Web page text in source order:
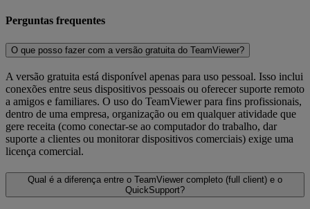
Perguntas frequentes
O que posso fazer com a versão gratuita do TeamViewer?
A versão gratuita está disponível apenas para uso pessoal. Isso inclui
conexões entre seus dispositivos pessoais ou oferecer suporte remoto
a amigos e familiares. O uso do TeamViewer para fins profissionais,
dentro de uma empresa, organização ou em qualquer atividade que
gere receita (como conectar-se ao computador do trabalho, dar
suporte a clientes ou monitorar dispositivos comerciais) exige uma
licença comercial.
Qual é a diferença entre o TeamViewer completo (full client) e o
QuickSupport?